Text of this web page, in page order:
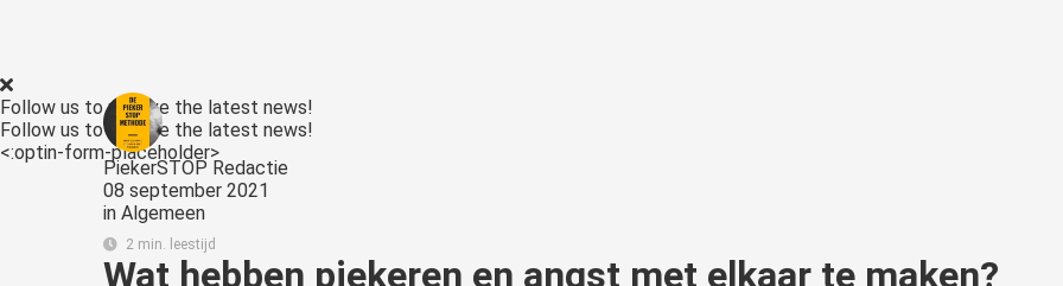
Follow us to receive the latest news!
Follow us to receive the latest news!
<:optin-form-placeholder>
PiekerSTOP Redactie
08 september 2021
in Algemeen
2 min. leestijd
Wat hebben piekeren en angst met elkaar te maken?